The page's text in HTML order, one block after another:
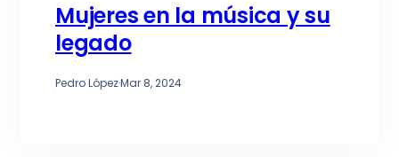
Mujeres en la música y su
legado
Pedro López·Mar 8, 2024